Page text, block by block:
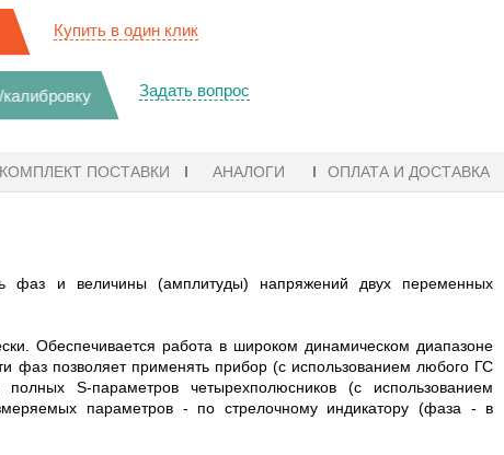
Купить в один клик
калибровку Задать вопрос
КОМПЛЕКТ ПОСТАВКИ АНАЛОГИ ОПЛАТА И ДОСТАВКА
фаз и величины (амплитуды) напряжений двух переменных
Обеспечивается работа в широком динамическом диапазоне
позволяет применять прибор (с использованием любого ГС
S-параметров четырехполюсников (с использованием
параметров - по стрелочному индикатору (фаза - в